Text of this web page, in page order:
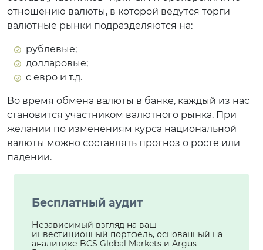
отношению валюты, в которой ведутся торги
валютные рынки подразделяются на:
рублевые;
долларовые;
с евро и т.д.
Во время обмена валюты в банке, каждый из нас
становится участником валютного рынка. При
желании по изменениям курса национальной
валюты можно составлять прогноз о росте или
падении.
Бесплатный аудит
Независимый взгляд на ваш
инвестиционный портфель, основанный на
аналитике BCS Global Markets и Argus